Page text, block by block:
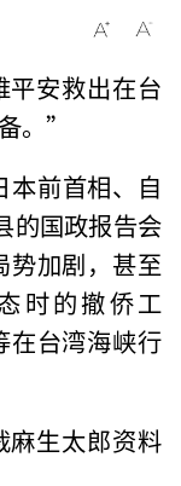
平安救出在台
。”
本前首相、自
的国政报告会
势加剧，甚至
时的撤侨工
台湾海峡行
麻生太郎资料